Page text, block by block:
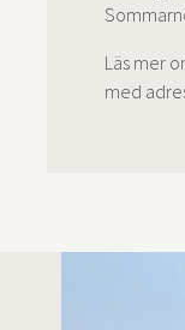
Läs mer
med